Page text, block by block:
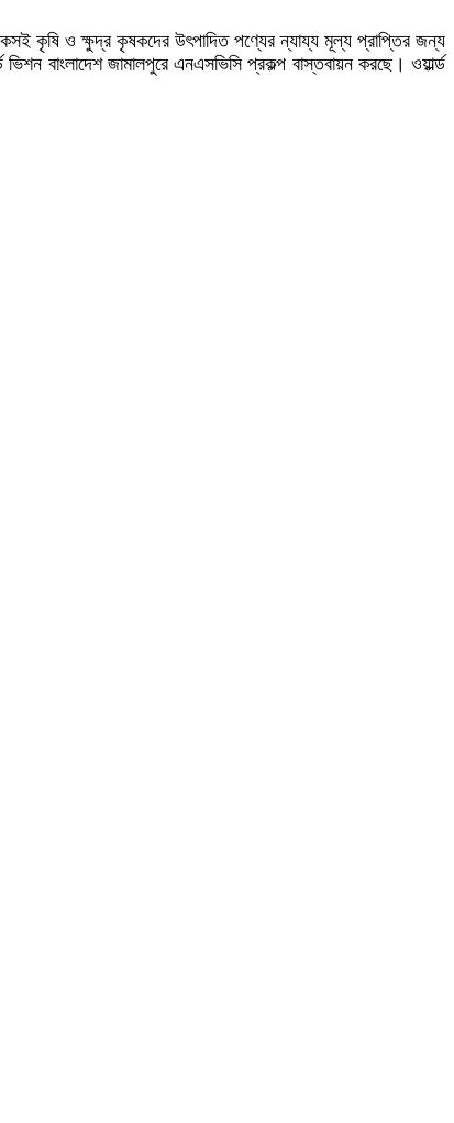
কৃষি ও ক্ষুদ্র কৃষকদের উৎপাদিত পণ্যের ন্যায্য মূল্য প্রাপ্তির জন্য
বাংলাদেশ জামালপুরে এনএসভিসি প্রকল্প বাস্তবায়ন করছে। ওয়ার্ল্ড